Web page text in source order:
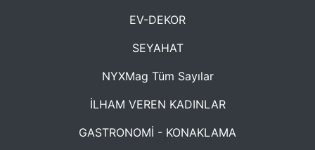
EV-DEKOR
SEYAHAT
NYXMag Tüm Sayılar
İLHAM VEREN KADINLAR
GASTRONOMİ - KONAKLAMA